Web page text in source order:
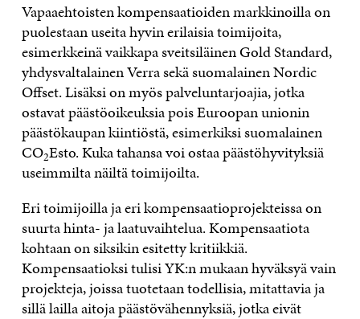
Vapaaehtoisten kompensaatioiden markkinoilla on
puolestaan useita hyvin erilaisia toimijoita,
esimerkkeinä vaikkapa sveitsiläinen Gold Standard,
yhdysvaltalainen Verra sekä suomalainen Nordic
Offset. Lisäksi on myös palveluntarjoajia, jotka
ostavat päästöoikeuksia pois Euroopan unionin
päästökaupan kiintiöstä, esimerkiksi suomalainen
CO2Esto. Kuka tahansa voi ostaa päästöhyvityksiä
useimmilta näiltä toimijoilta.
Eri toimijoilla ja eri kompensaatioprojekteissa on
suurta hinta- ja laatuvaihtelua. Kompensaatiota
kohtaan on siksikin esitetty kritiikkiä.
Kompensaatioksi tulisi YK:n mukaan hyväksyä vain
projekteja, joissa tuotetaan todellisia, mitattavia ja
sillä lailla aitoja päästövähennyksiä, jotka eivät